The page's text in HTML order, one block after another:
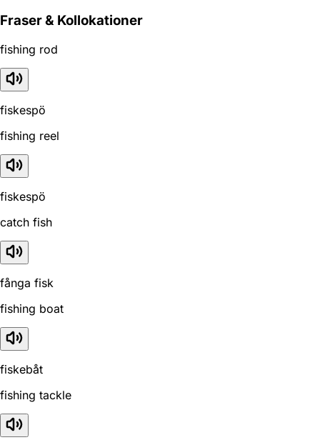
Fraser & Kollokationer
fishing rod
fiskespö
fishing reel
fiskespö
catch fish
fånga fisk
fishing boat
fiskebåt
fishing tackle